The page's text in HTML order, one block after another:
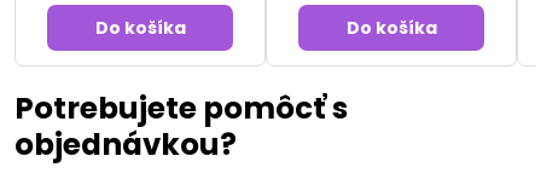
Do košíka Do košíka
Potrebujete pomôcť s
objednávkou?